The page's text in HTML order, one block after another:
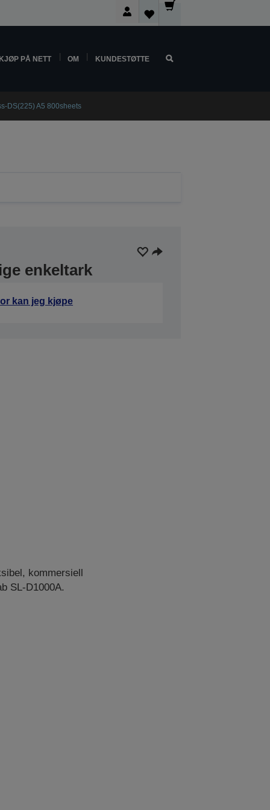
KJØP PÅ NETT OM KUNDESTØTTE
DS(225) A5 800sheets
enkeltark
kan jeg kjøpe
kommersiell
SL-D1000A.